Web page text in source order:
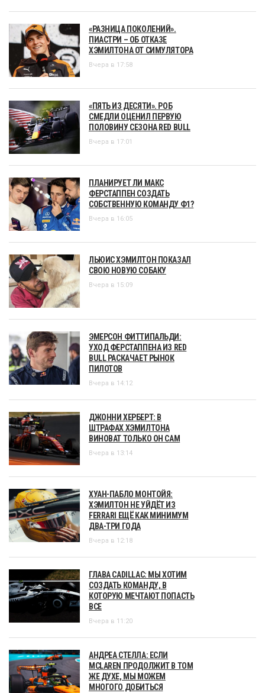
«РАЗНИЦА ПОКОЛЕНИЙ».
ПИАСТРИ – ОБ ОТКАЗЕ
ХЭМИЛТОНА ОТ СИМУЛЯТОРА
Вчера в 17:58
«ПЯТЬ ИЗ ДЕСЯТИ». РОБ
СМЕДЛИ ОЦЕНИЛ ПЕРВУЮ
ПОЛОВИНУ СЕЗОНА RED BULL
Вчера в 17:01
ПЛАНИРУЕТ ЛИ МАКС
ФЕРСТАППЕН СОЗДАТЬ
СОБСТВЕННУЮ КОМАНДУ Ф1?
Вчера в 16:05
ЛЬЮИС ХЭМИЛТОН ПОКАЗАЛ
СВОЮ НОВУЮ СОБАКУ
Вчера в 15:09
ЭМЕРСОН ФИТТИПАЛЬДИ:
УХОД ФЕРСТАППЕНА ИЗ RED
BULL РАСКАЧАЕТ РЫНОК
ПИЛОТОВ
Вчера в 14:12
ДЖОННИ ХЕРБЕРТ: В
ШТРАФАХ ХЭМИЛТОНА
ВИНОВАТ ТОЛЬКО ОН САМ
Вчера в 13:14
ХУАН-ПАБЛО МОНТОЙЯ:
ХЭМИЛТОН НЕ УЙДЁТ ИЗ
FERRARI ЕЩЁ КАК МИНИМУМ
ДВА-ТРИ ГОДА
Вчера в 12:18
ГЛАВА CADILLAC: МЫ ХОТИМ
СОЗДАТЬ КОМАНДУ, В
КОТОРУЮ МЕЧТАЮТ ПОПАСТЬ
ВСЕ
Вчера в 11:20
АНДРЕА СТЕЛЛА: ЕСЛИ
MCLAREN ПРОДОЛЖИТ В ТОМ
ЖЕ ДУХЕ, МЫ МОЖЕМ
МНОГОГО ДОБИТЬСЯ